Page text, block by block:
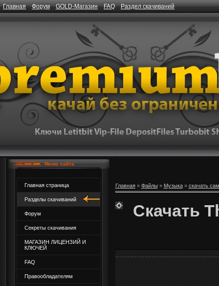
Главная Форум GOLD-Магазин FAQ Раздел скачиваний
Меню сайта
Главная страница
Разделы скачиваний
Форум
Секреты скачивания
МАГАЗИН ЛИЦЕНЗИЙ И
КЛЮЧЕЙ
FAQ
Правообладателям
Главная» Файлы» Музыка» скачать
Скачать